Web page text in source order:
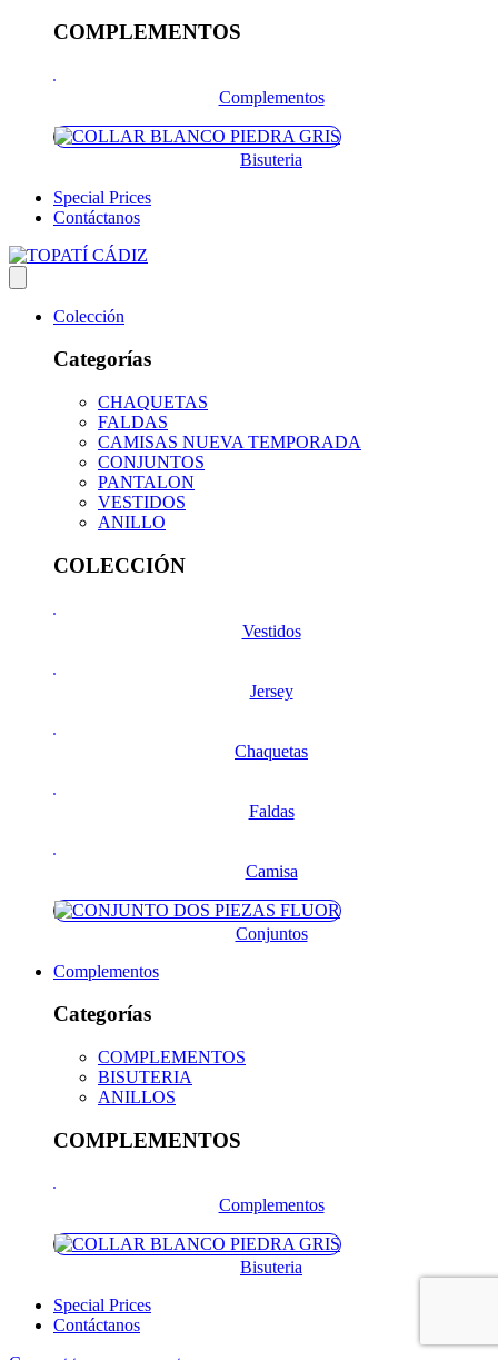
COMPLEMENTOS
Complementos
Bisuteria
Special Prices
Contáctanos
Colección
Categorías
CHAQUETAS
FALDAS
CAMISAS NUEVA TEMPORADA
CONJUNTOS
PANTALON
VESTIDOS
ANILLO
COLECCIÓN
Vestidos
Jersey
Chaquetas
Faldas
Camisa
Conjuntos
Complementos
Categorías
COMPLEMENTOS
BISUTERIA
ANILLOS
COMPLEMENTOS
Complementos
Bisuteria
Special Prices
Contáctanos